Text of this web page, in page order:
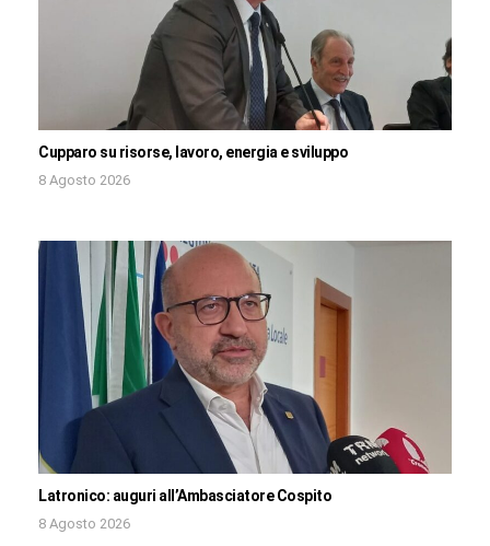
Cupparo su risorse, lavoro, energia e sviluppo
8 Agosto 2026
Latronico: auguri all’Ambasciatore Cospito
8 Agosto 2026